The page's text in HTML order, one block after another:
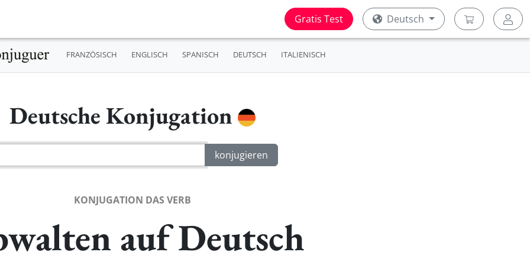
Gratis Test Deutsch
FRANZÖSISCH ENGLISCH SPANISCH DEUTSCH ITALIENISCH
Deutsche Konjugation
KONJUGATION DAS VERB
auf Deutsch